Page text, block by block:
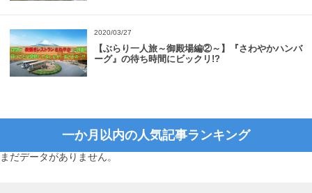
2020/03/27
【ぶらり一人旅～御殿場編②～】『さわやかハンバ
ーグ』の待ち時間にビックリ!?
一か月以内の人気記事ランキング
まだデータがありません。